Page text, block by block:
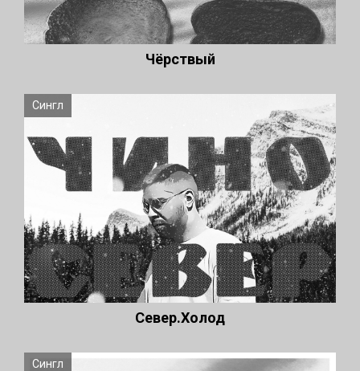
Чёрствый
Сингл
Север.Холод
Сингл